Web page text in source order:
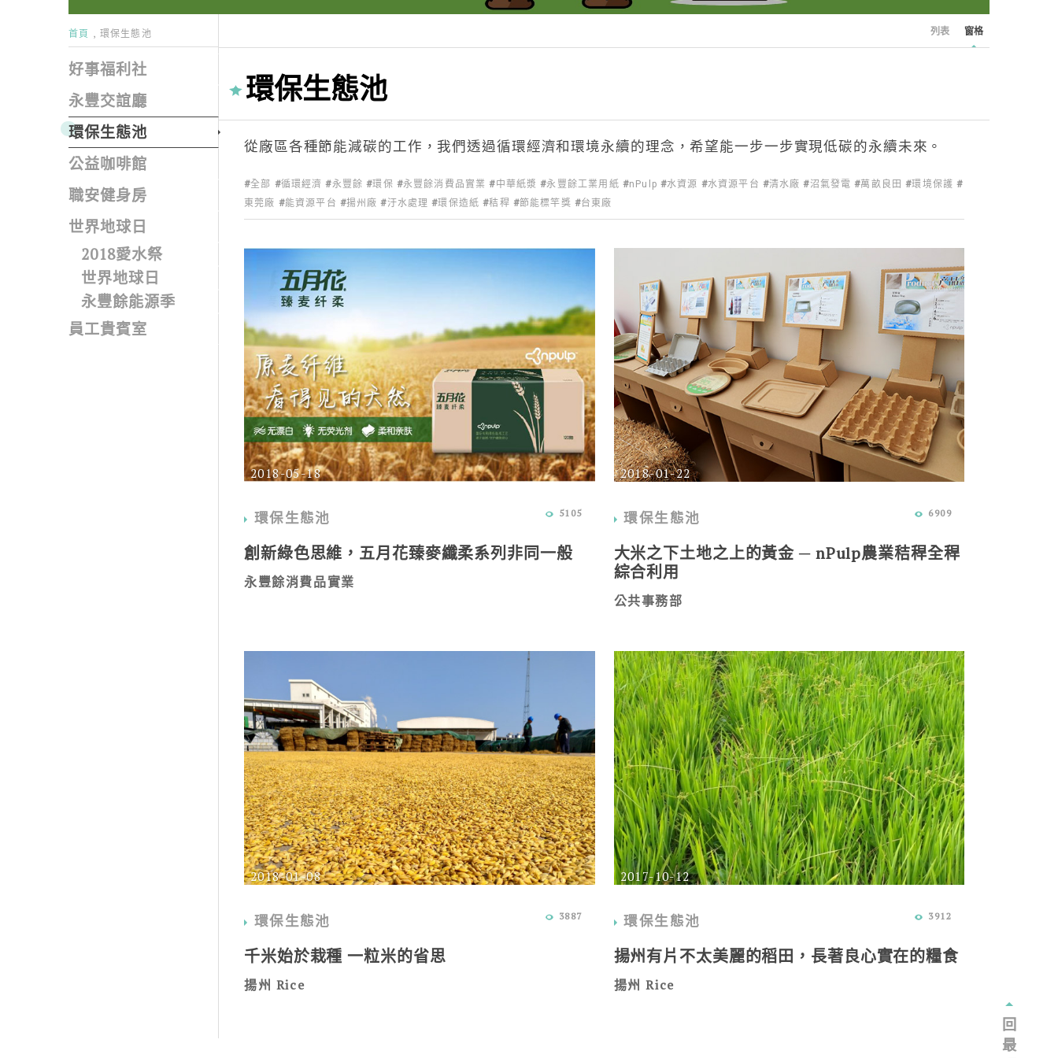
回
最
首頁 環保生態池
好事福利社
永豐交誼廳
環保生態池
公益咖啡館
職安健身房
世界地球日
2018愛水祭
世界地球日
永豐餘能源季
員工貴賓室
列表 窗格
環保生態池
從廠區各種節能減碳的工作，我們透過循環經濟和環境永續的理念，希望能一步一步實現低碳的永續未來。
全部 循環經濟 永豐餘 環保 永豐餘消費品實業 中華紙漿 永豐餘工業用紙 nPulp 水資源 水資源平台 清水廠 沼氣發電 萬畝良田
環境保護
東莞廠
能資源平台 揚州廠 汙水處理 環保造紙 秸稈 節能標竿獎 台東廠
2018-05-18
環保生態池 5105
創新綠色思維，五月花臻麥纖柔系列非同一般
永豐餘消費品實業
2018-01-22
環保生態池 6909
大米之下土地之上的黃金 ─ nPulp農業秸稈全稈
綜合利用
公共事務部
2018-01-08
環保生態池 3887
千米始於栽種 一粒米的省思
揚州 Rice
2017-10-12
環保生態池 3912
揚州有片不太美麗的稻田，長著良心實在的糧食
揚州 Rice